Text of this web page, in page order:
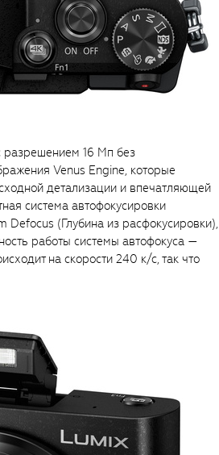
разрешением 16 Мп без
Venus Engine, которые
детализации и впечатляющей
система автофокусировки
(Глубина из расфокусировки),
работы системы автофокуса —
на скорости 240 к/с, так что